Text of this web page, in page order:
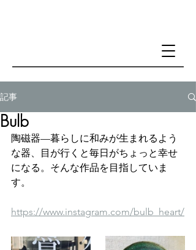
記事
Bulb
陶磁器—暮らしに和みが生まれるよう
な器、目が行くと毎日がちょっと幸せ
になる。そんな作品を目指していま
す。
https://www.instagram.com/bulb_heart/